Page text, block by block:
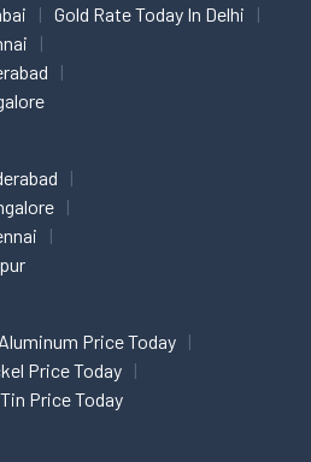
Gold Rate Today In Delhi
Aluminum Price Today
Price Today
Tin Price Today